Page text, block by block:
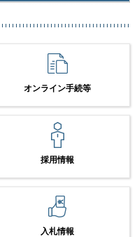
オンライン手続等
採用情報
入札情報